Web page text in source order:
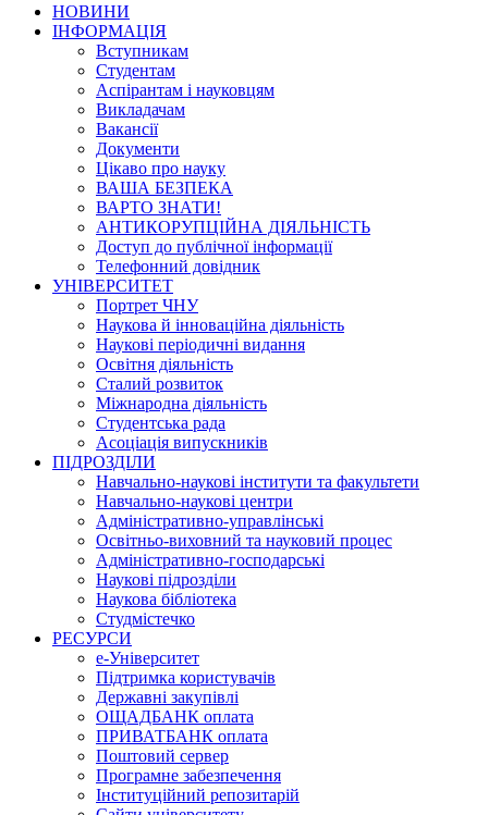
НОВИНИ
ІНФОРМАЦІЯ
Вступникам
Студентам
Аспірантам і науковцям
Викладачам
Вакансії
Документи
Цікаво про науку
ВАША БЕЗПЕКА
ВАРТО ЗНАТИ!
АНТИКОРУПЦІЙНА ДІЯЛЬНІСТЬ
Доступ до публічної інформації
Телефонний довідник
УНІВЕРСИТЕТ
Портрет ЧНУ
Наукова й інноваційна діяльність
Наукові періодичні видання
Освітня діяльність
Сталий розвиток
Міжнародна діяльність
Студентська рада
Асоціація випускників
ПІДРОЗДІЛИ
Навчально-наукові інститути та факультети
Навчально-наукові центри
Адміністративно-управлінські
Освітньо-виховний та науковий процес
Адміністративно-господарські
Наукові підрозділи
Наукова бібліотека
Студмістечко
РЕСУРСИ
е-Університет
Підтримка користувачів
Державні закупівлі
ОЩАДБАНК оплата
ПРИВАТБАНК оплата
Поштовий сервер
Програмне забезпечення
Інституційний репозитарій